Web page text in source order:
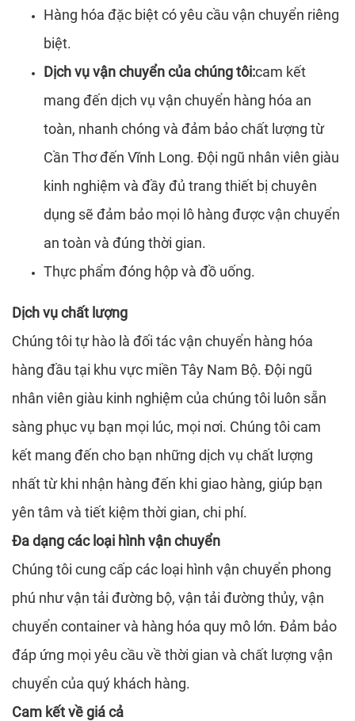
Hàng hóa đặc biệt có yêu cầu vận chuyển riêng
biệt.
Dịch vụ vận chuyển của chúng tôi:cam kết
mang đến dịch vụ vận chuyển hàng hóa an
toàn, nhanh chóng và đảm bảo chất lượng từ
Cần Thơ đến Vĩnh Long. Đội ngũ nhân viên giàu
kinh nghiệm và đầy đủ trang thiết bị chuyên
dụng sẽ đảm bảo mọi lô hàng được vận chuyển
an toàn và đúng thời gian.
Thực phẩm đóng hộp và đồ uống.
Dịch vụ chất lượng
Chúng tôi tự hào là đối tác vận chuyển hàng hóa
hàng đầu tại khu vực miền Tây Nam Bộ. Đội ngũ
nhân viên giàu kinh nghiệm của chúng tôi luôn sẵn
sàng phục vụ bạn mọi lúc, mọi nơi. Chúng tôi cam
kết mang đến cho bạn những dịch vụ chất lượng
nhất từ khi nhận hàng đến khi giao hàng, giúp bạn
yên tâm và tiết kiệm thời gian, chi phí.
Đa dạng các loại hình vận chuyển
Chúng tôi cung cấp các loại hình vận chuyển phong
phú như vận tải đường bộ, vận tải đường thủy, vận
chuyển container và hàng hóa quy mô lớn. Đảm bảo
đáp ứng mọi yêu cầu về thời gian và chất lượng vận
chuyển của quý khách hàng.
Cam kết về giá cả